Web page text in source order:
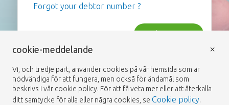
Forgot your debtor number ?
cookie-meddelande
Vi, och tredje part, använder cookies på vår hemsida som är
nödvändiga för att fungera, men också för ändamål som
beskrivs i vår cookie policy. För att få veta mer eller att återkalla
ditt samtycke för alla eller några cookies, se Cookie policy.
×